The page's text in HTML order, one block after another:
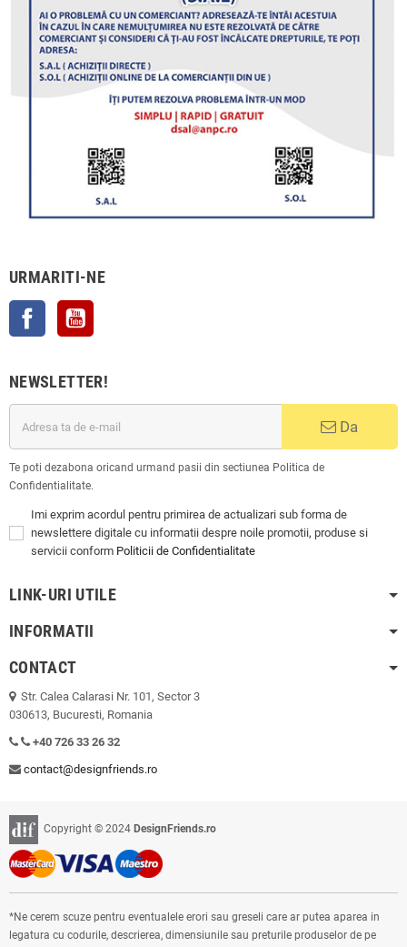
URMARITI-NE
Facebook
NEWSLETTER!
Da
Te poti dezabona oricand urmand pasii din sectiunea Politica de
Confidentialitate.
Imi exprim acordul pentru primirea de actualizari sub forma de
newslettere digitale cu informatii despre noile promotii, produse si
servicii conform Politicii de Confidentialitate
LINK-URI UTILE
INFORMATII
CONTACT
Str. Calea Calarasi Nr. 101, Sector 3
030613, Bucuresti, Romania
+40 726 33 26 32
contact@designfriends.ro
Copyright © 2024 DesignFriends.ro
*Ne cerem scuze pentru eventualele erori sau greseli care ar putea aparea in
legatura cu codurile, descrierea, dimensiunile sau preturile produselor de pe